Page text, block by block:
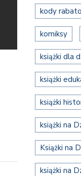
kody
komiksy
książki dla
książki
książki
książki na
Książki na
książki na